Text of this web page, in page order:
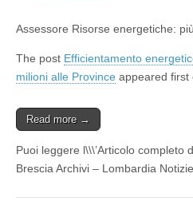
Assessore Risorse energetiche:
The post Efficientamento
milioni alle Province appeared first
Read more →
Puoi leggere l\\\’Articolo completo
Brescia Archivi – Lombardia